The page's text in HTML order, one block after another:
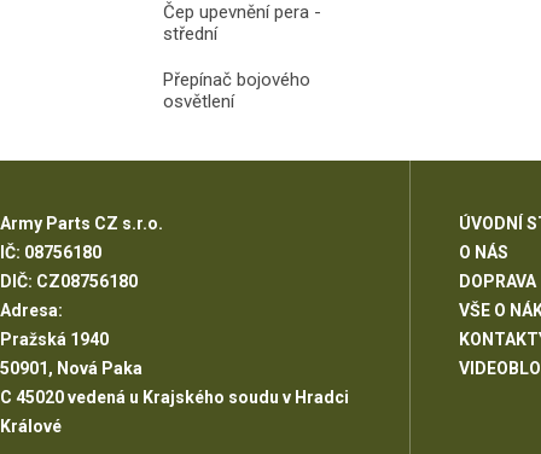
Čep upevnění pera -
střední
Přepínač bojového
osvětlení
Army Parts CZ s.r.o.
IČ: 08756180
DIČ: CZ08756180
Adresa:
Pražská 1940
50901, Nová Paka
C 45020 vedená u Krajského soudu v Hradci
Králové
ÚVODNÍ
O NÁS
DOPRAVA
VŠE O